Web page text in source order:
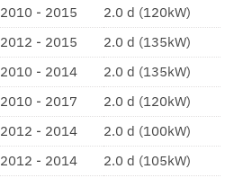
2010 - 2015
2.0 d (120kW)
2012 - 2015
2.0 d (135kW)
2010 - 2014
2.0 d (135kW)
2010 - 2017
2.0 d (120kW)
2012 - 2014
2.0 d (100kW)
2012 - 2014 2.0 d (105kW)